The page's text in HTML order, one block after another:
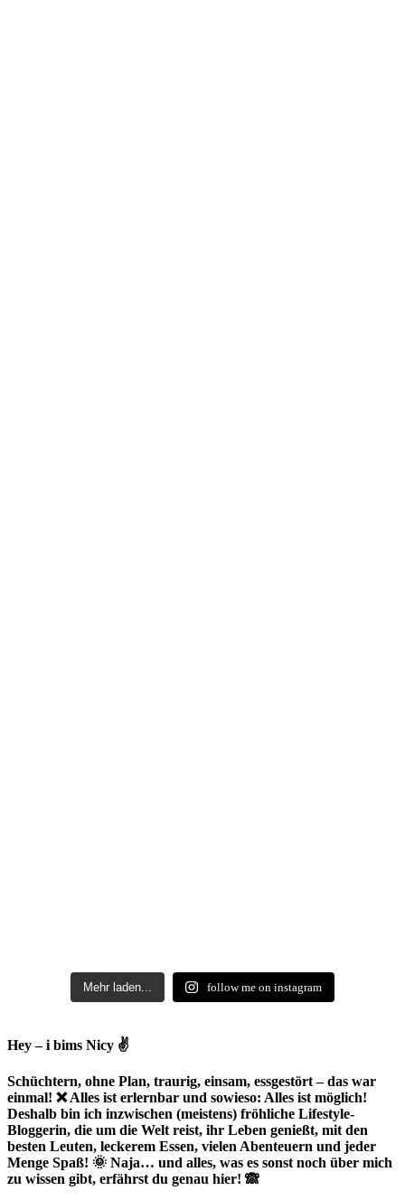
Mehr laden... follow me on instagram
Hey – i bims Nicy ✌
Schüchtern, ohne Plan, traurig, einsam, essgestört – das war
einmal! ❌ Alles ist erlernbar und sowieso: Alles ist möglich!
Deshalb bin ich inzwischen (meistens) fröhliche Lifestyle-
Bloggerin, die um die Welt reist, ihr Leben genießt, mit den
besten Leuten, leckerem Essen, vielen Abenteuern und jeder
Menge Spaß! 🌞 Naja… und alles, was es sonst noch über mich
zu wissen gibt, erfährst du genau hier! 🙈